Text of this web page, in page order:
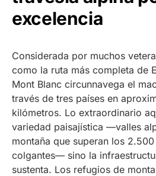
excelencia
Considerada por muchos
como la ruta más completa de
Mont Blanc circunnavega el
través de tres países en
kilómetros. Lo extraordinario
variedad paisajística —valles
montaña que superan los
colgantes— sino la
sustenta. Los refugios de